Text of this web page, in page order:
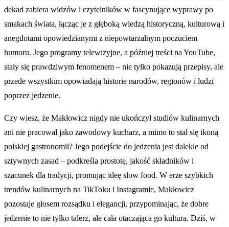
dekad zabiera widzów i czytelników w fascynujące wyprawy po
smakach świata, łącząc je z głęboką wiedzą historyczną, kulturową i
anegdotami opowiedzianymi z niepowtarzalnym poczuciem
humoru. Jego programy telewizyjne, a później treści na YouTube,
stały się prawdziwym fenomenem – nie tylko pokazują przepisy, ale
przede wszystkim opowiadają historie narodów, regionów i ludzi
poprzez jedzenie.
Czy wiesz, że Makłowicz nigdy nie ukończył studiów kulinarnych
ani nie pracował jako zawodowy kucharz, a mimo to stał się ikoną
polskiej gastronomii? Jego podejście do jedzenia jest dalekie od
sztywnych zasad – podkreśla prostotę, jakość składników i
szacunek dla tradycji, promując ideę slow food. W erze szybkich
trendów kulinarnych na TikToku i Instagramie, Makłowicz
pozostaje głosem rozsądku i elegancji, przypominając, że dobre
jedzenie to nie tylko talerz, ale cała otaczająca go kultura. Dziś, w